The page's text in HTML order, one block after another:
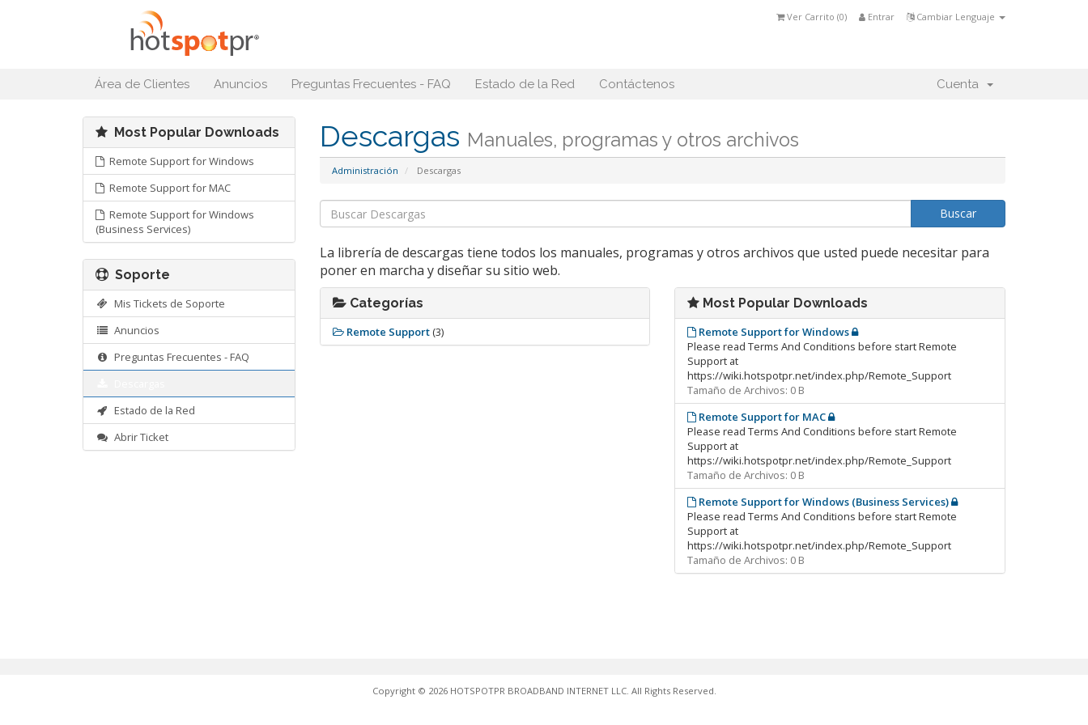
Cambiar Lenguaje
Entrar
Ver Carrito (0)
Área de Clientes Anuncios Preguntas Frecuentes - FAQ Estado de la Red Contáctenos Cuenta
Descargas Manuales, programas y otros archivos
Administración Descargas
La librería de descargas tiene todos los manuales, programas y otros archivos que usted puede necesitar para
poner en marcha y diseñar su sitio web.
Categorías
Remote Support(3)
Most Popular Downloads
Remote Support for Windows
Please read Terms And Conditions before start Remote
Support at
https://wiki.hotspotpr.net/index.php/Remote_Support
Tamaño de Archivos: 0 B
Remote Support for MAC
Please read Terms And Conditions before start Remote
Support at
https://wiki.hotspotpr.net/index.php/Remote_Support
Tamaño de Archivos: 0 B
Remote Support for Windows (Business Services)
Please read Terms And Conditions before start Remote
Support at
https://wiki.hotspotpr.net/index.php/Remote_Support
Tamaño de Archivos: 0 B
Most Popular Downloads
Remote Support for Windows
Remote Support for MAC
Remote Support for Windows
(Business Services)
Soporte
Mis Tickets de Soporte
Anuncios
Preguntas Frecuentes - FAQ
Estado de la Red
Abrir Ticket
Copyright © 2026 HOTSPOTPR BROADBAND INTERNET LLC. All Rights Reserved.